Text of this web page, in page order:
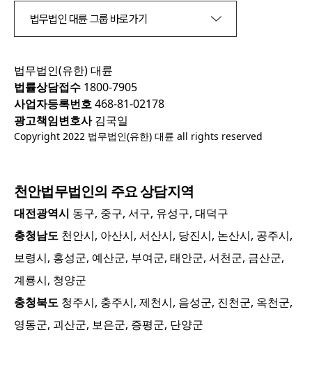
법무법인 대륜 그룹 바로가기
법무법인(유한) 대륜
법률상담접수 1800-7905
사업자등록번호468-81-02178
광고책임변호사김국일
Copyright 2022 법무법인(유한) 대륜 all rights reserved
천안법무법인의 주요 상담지역
대전광역시 동구, 중구, 서구, 유성구, 대덕구
충청남도 천안시, 아산시, 서산시, 당진시, 논산시, 공주시,
보령시, 홍성군, 예산군, 부여군, 태안군, 서천군, 금산군,
계룡시, 청양군
충청북도 청주시, 충주시, 제천시, 음성군, 진천군, 옥천군,
영동군, 괴산군, 보은군, 증평군, 단양군